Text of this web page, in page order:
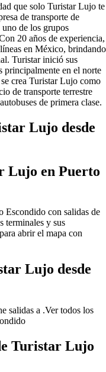
que solo Turistar Lujo te
de transporte de
de los grupos
20 años de experiencia,
en México, brindando
Turistar inició sus
principalmente en el norte
crea Turistar Lujo como
de transporte terrestre
de primera clase.
Lujo desde
Lujo en Puerto
Escondido con salidas de
terminales y sus
abrir el mapa con
Lujo desde
salidas a .Ver todos los
Turistar Lujo